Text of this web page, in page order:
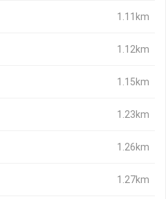
1.11km
1.12km
1.15km
1.23km
1.26km
1.27km